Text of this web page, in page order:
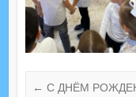
← С ДНЁМ